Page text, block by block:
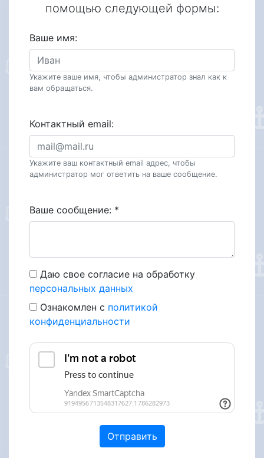
помощью следующей формы:
Ваше имя:
Укажите ваше имя, чтобы администратор знал как к
вам обращаться.
Контактный email:
Укажите ваш контактный email адрес, чтобы
администратор мог ответить на ваше сообщение.
Ваше сообщение: *
Даю свое согласие на обработку
персональных данных
Ознакомлен с политикой
конфиденциальности